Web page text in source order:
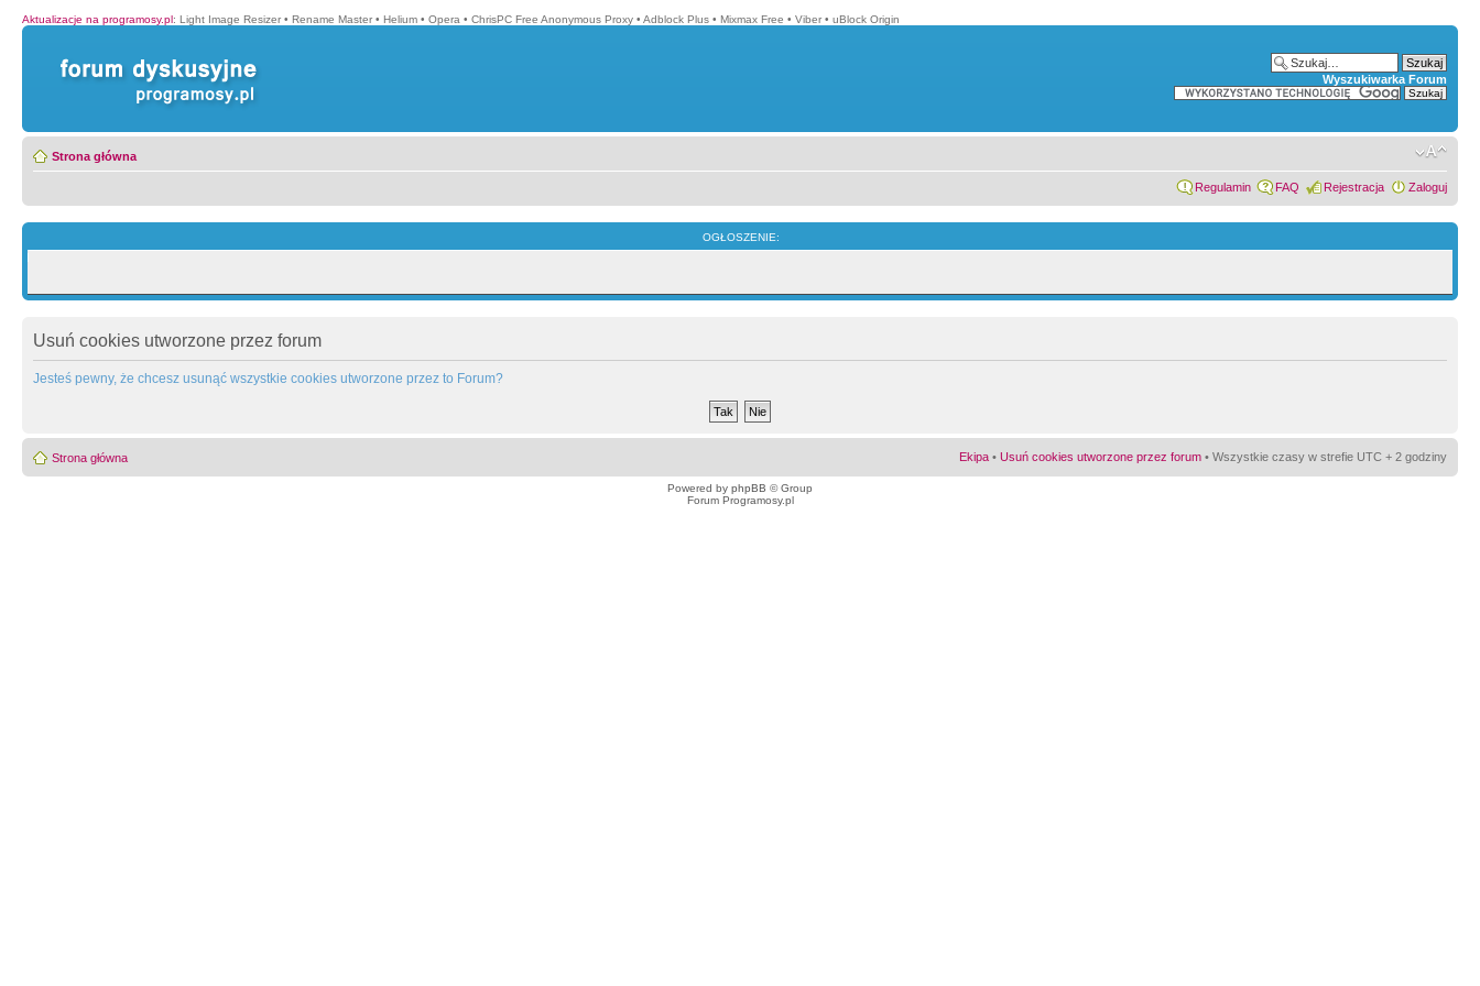
Aktualizacje na programosy.pl: Light Image Resizer • Rename Master • Helium • Opera • ChrisPC Free Anonymous Proxy • Adblock Plus • Mixmax Free • Viber • uBlock Origin
Wyszukiwarka Forum
Strona główna
Regulamin FAQ Rejestracja Zaloguj
OGŁOSZENIE:
Usuń cookies utworzone przez forum
Jesteś pewny, że chcesz usunąć wszystkie cookies utworzone przez to Forum?
Strona główna Ekipa • Usuń cookies utworzone przez forum • Wszystkie czasy w strefie UTC + 2 godziny
Powered by phpBB © Group
Forum Programosy.pl